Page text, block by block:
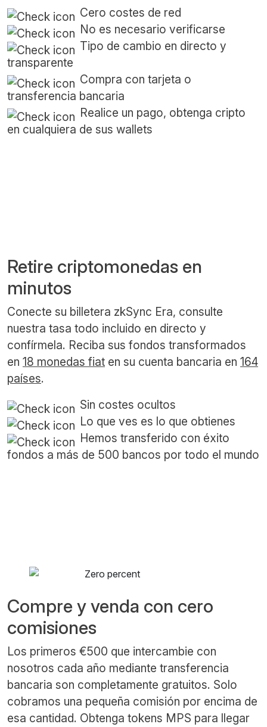
Cero costes de red
No es necesario verificarse
Tipo de cambio en directo y
transparente
Compra con tarjeta o
transferencia bancaria
Realice un pago, obtenga cripto
en cualquiera de sus wallets
Retire criptomonedas en
minutos
Conecte su billetera zkSync Era, consulte
nuestra tasa todo incluido en directo y
confírmela. Reciba sus fondos transformados
en 18 monedas fiat en su cuenta bancaria en 164
países.
Sin costes ocultos
Lo que ves es lo que obtienes
Hemos transferido con éxito
fondos a más de 500 bancos por todo el mundo
Compre y venda con cero
comisiones
Los primeros €500 que intercambie con
nosotros cada año mediante transferencia
bancaria son completamente gratuitos. Solo
cobramos una pequeña comisión por encima de
esa cantidad. Obtenga tokens MPS para llegar